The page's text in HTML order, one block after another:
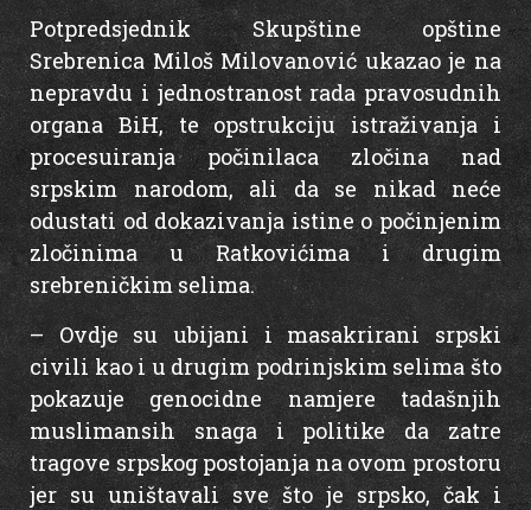
Potpredsjednik Skupštine opštine
Srebrenica Miloš Milovanović ukazao je na
nepravdu i jednostranost rada pravosudnih
organa BiH, te opstrukciju istraživanja i
procesuiranja počinilaca zločina nad
srpskim narodom, ali da se nikad neće
odustati od dokazivanja istine o počinjenim
zločinima u Ratkovićima i drugim
srebreničkim selima.
– Ovdje su ubijani i masakrirani srpski
civili kao i u drugim podrinjskim selima što
pokazuje genocidne namjere tadašnjih
muslimansih snaga i politike da zatre
tragove srpskog postojanja na ovom prostoru
jer su uništavali sve što je srpsko, čak i